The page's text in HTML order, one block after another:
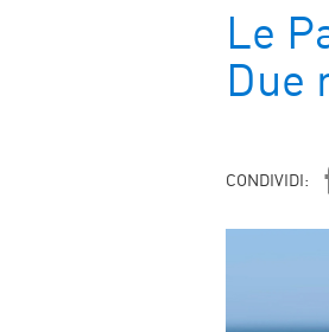
Le
Due
CONDIVIDI: